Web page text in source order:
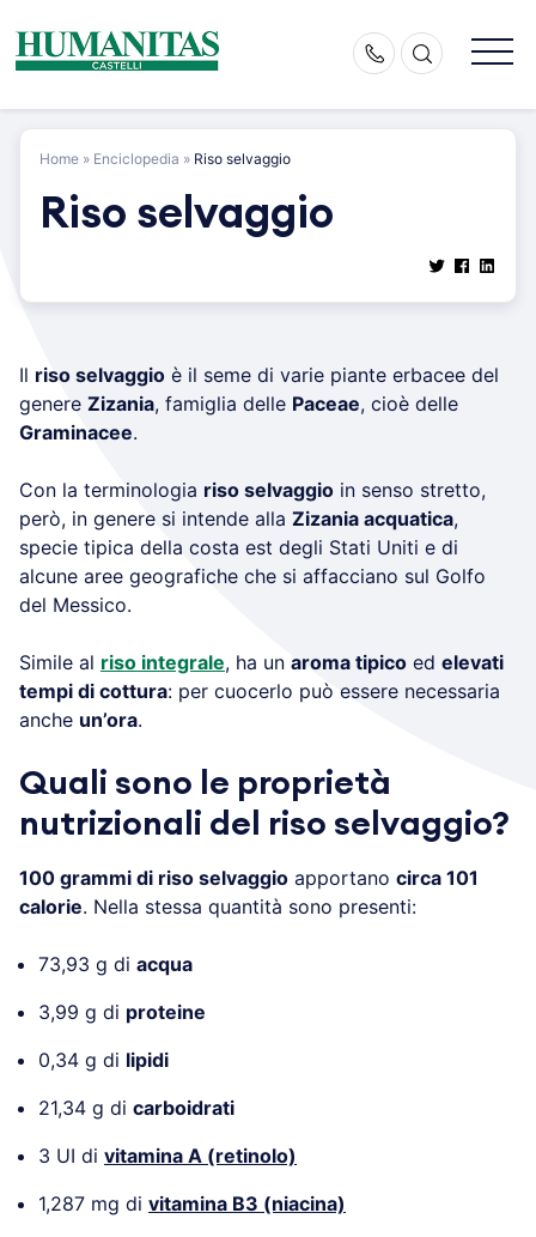
content
Home » Enciclopedia » Riso selvaggio
Riso selvaggio
Il riso selvaggio è il seme di varie piante erbacee del
genere Zizania, famiglia delle Paceae, cioè delle
Graminacee.
Con la terminologia riso selvaggio in senso stretto,
però, in genere si intende alla Zizania acquatica,
specie tipica della costa est degli Stati Uniti e di
alcune aree geografiche che si affacciano sul Golfo
del Messico.
Simile al riso integrale, ha un aroma tipico ed elevati
tempi di cottura: per cuocerlo può essere necessaria
anche un’ora.
Quali sono le proprietà
nutrizionali del riso selvaggio?
100 grammi di riso selvaggio apportano circa 101
calorie. Nella stessa quantità sono presenti:
73,93 g di acqua
3,99 g di proteine
0,34 g di lipidi
21,34 g di carboidrati
3 UI di vitamina A (retinolo)
1,287 mg di vitamina B3 (niacina)